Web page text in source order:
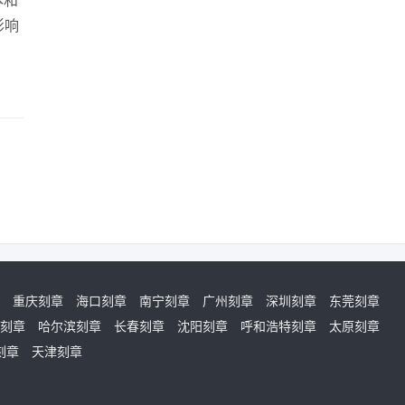
响
重庆刻章 海口刻章 南宁刻章 广州刻章 深圳刻章
东莞刻章
刻章 哈尔滨刻章 长春刻章 沈阳刻章 呼和浩特刻章
太原刻章
章 天津刻章